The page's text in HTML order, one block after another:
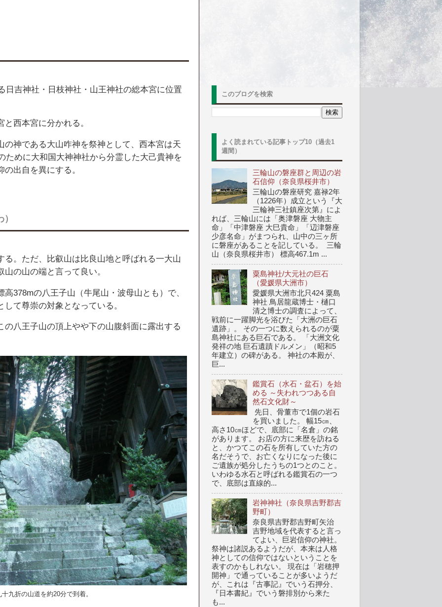
日吉神社・日枝神社・山王神社の総本宮に位置
西本宮に分かれる。
の神である大山咋神を祭神として、西本宮は天
ために大和国大神神社から分霊した大己貴神を
出自を異にする。
る。ただ、比叡山は比良山地と呼ばれる一大山
の山の端と言って良い。
378mの八王子山（牛尾山・波母山とも）で、
て尊崇の対象となっている。
の八王子山の頂上やや下の山腹斜面に露出する
九折の山道を約20分で到着。
このブログを検索
よく読まれている記事トップ10（過去1
週間）
三輪山の磐座群と周辺の岩
石信仰（奈良県桜井市）
三輪山の磐座研究 嘉禄2年
（1226年）成立という『大
三輪神三社鎮座次第』によ
れば、三輪山には「奥津磐座 大物主
命」「中津磐座 大巳貴命」「辺津磐座
少彦名命」がまつられ、山中の三ヶ所
に磐座があることを記している。 三輪
山（奈良県桜井市） 標高467.1m ...
粟島神社/大元社の巨石
（愛媛県大洲市）
愛媛県大洲市北只424 粟島
神社 鳥居龍蔵博士・樋口
清之博士の調査によって、
戦前に一躍脚光を浴びた「大洲の巨石
遺跡」。 その一つに数えられるのが粟
島神社にある巨石である。 「大洲文化
発祥の地 巨石遺蹟ドルメン」（昭和5
年建立）の碑がある。 神社の本殿が、
巨...
鑑賞石（水石・盆石）を始
める ～失われつつある自
然石文化財～
先日、骨董市で1個の岩石
を買いました。 幅15㎝、
高さ10㎝ほどで、底部に「名倉」の銘
があります。 お店の方に来歴を訪ねる
と、かつてこの石を所有していた方の
名だそうで、お亡くなりになった後に
ご遺族が処分したうちの1つとのこと。
いわゆる水石と呼ばれる鑑賞石の一つ
で、底部は直線的...
岩神神社（奈良県吉野郡吉
野町）
奈良県吉野郡吉野町矢治
吉野地域を代表すると言っ
てよい、巨岩信仰の神社。
祭神は諸説あるようだが、本来は人格
神としての信仰ではないということを
表すのかもしれない。 現在は「岩穂押
開神」で通っていることが多いようだ
が、これは『古事記』でいう石押分、
『日本書紀』でいう磐排別から来た
も...